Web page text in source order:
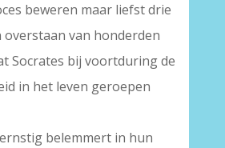
beweren maar liefst drie
van honderden
Socrates bij voortduring de
in het leven geroepen
belemmert in hun